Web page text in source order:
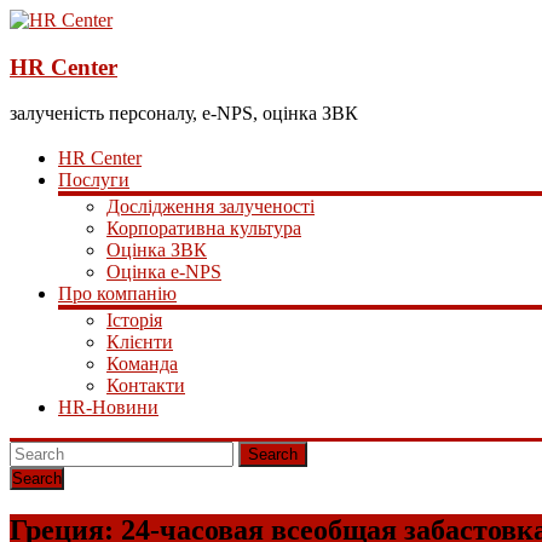
HR Center
залученість персоналу, e-NPS, оцінка ЗВК
HR Center
Послуги
Дослідження залученості
Корпоративна культура
Оцінка ЗВК
Оцінка e-NPS
Про компанію
Історія
Клієнти
Команда
Контакти
HR-Новини
Search
Греция: 24-часовая всеобщая